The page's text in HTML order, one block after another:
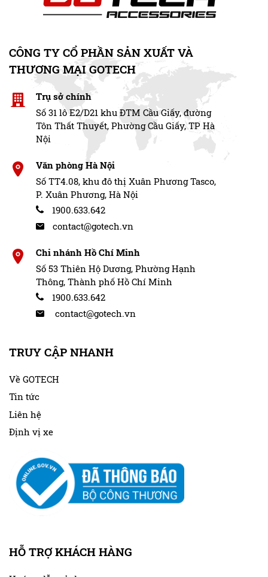
CÔNG TY CỔ PHẦN SẢN XUẤT VÀ
THƯƠNG MẠI GOTECH
Trụ sở chính
Số 31 lô E2/D21 khu ĐTM Cầu Giấy, đường
Tôn Thất Thuyết, Phường Cầu Giấy, TP Hà
Nội
Văn phòng Hà Nội
Số TT4.08, khu đô thị Xuân Phương Tasco,
P. Xuân Phương, Hà Nội
1900.633.642
contact@gotech.vn
Chi nhánh Hồ Chí Minh
Số 53 Thiên Hộ Dương, Phường Hạnh
Thông, Thành phố Hồ Chí Minh
1900.633.642
contact@gotech.vn
TRUY CẬP NHANH
Về GOTECH
Tin tức
Liên hệ
Định vị xe
HỖ TRỢ KHÁCH HÀNG